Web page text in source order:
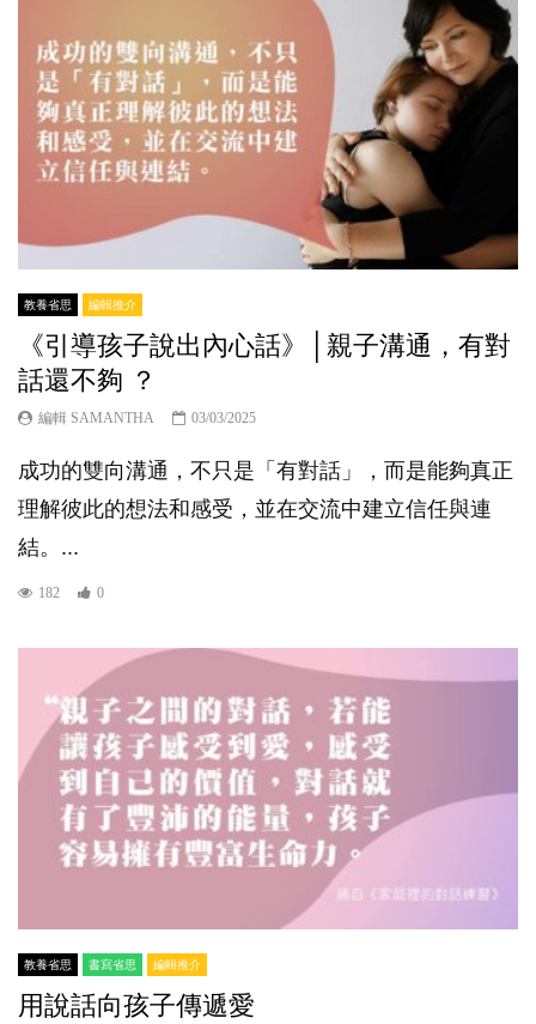
教養省思 編輯推介
《引導孩子說出內心話》│親子溝通，有對
話還不夠 ？
編輯 SAMANTHA 03/03/2025
成功的雙向溝通，不只是「有對話」，而是能夠真正
理解彼此的想法和感受，並在交流中建立信任與連
結。...
182 0
教養省思 書寫省思 編輯推介
用說話向孩子傳遞愛